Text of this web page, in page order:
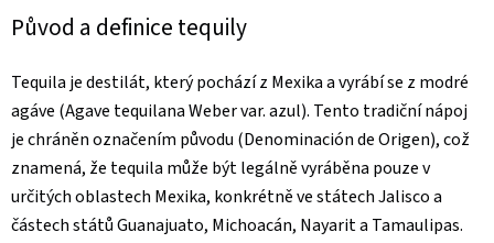
Původ a definice tequily
Tequila je destilát, který pochází z Mexika a vyrábí se z modré
agáve (Agave tequilana Weber var. azul). Tento tradiční nápoj
je chráněn označením původu (Denominación de Origen), což
znamená, že tequila může být legálně vyráběna pouze v
určitých oblastech Mexika, konkrétně ve státech Jalisco a
částech států Guanajuato, Michoacán, Nayarit a Tamaulipas.